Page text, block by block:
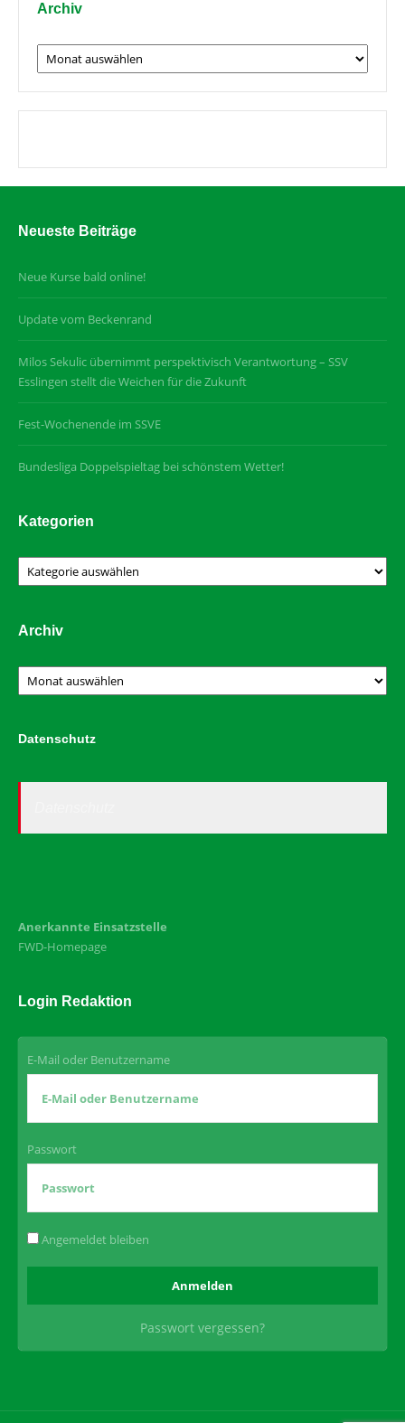
Archiv
Archiv
Neueste Beiträge
Neue Kurse bald online!
Update vom Beckenrand
Milos Sekulic übernimmt perspektivisch Verantwortung – SSV
Esslingen stellt die Weichen für die Zukunft
Fest-Wochenende im SSVE
Bundesliga Doppelspieltag bei schönstem Wetter!
Kategorien
Kategorien
Archiv
Archiv
Datenschutz
Anerkannte Einsatzstelle
FWD-Homepage
Login Redaktion
E-Mail oder Benutzername
Passwort
Angemeldet bleiben
Passwort vergessen?